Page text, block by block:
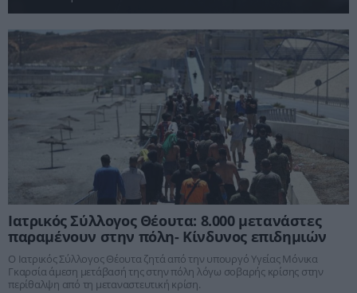
Ιατρικός Σύλλογος Θέουτα: 8.000 μετανάστες
παραμένουν στην πόλη- Κίνδυνος επιδημιών
Ο Ιατρικός Σύλλογος Θέουτα ζητά από την υπουργό Υγείας Μόνικα
Γκαρσία άμεση μετάβασή της στην πόλη λόγω σοβαρής κρίσης στην
περίθαλψη από τη μεταναστευτική κρίση.